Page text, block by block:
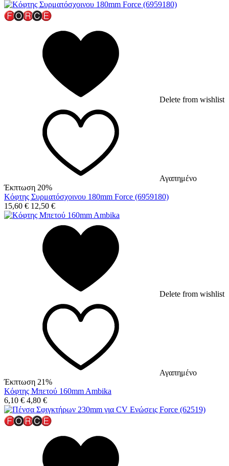
Delete from wishlist
Αγαπημένο
Έκπτωση 20%
Κόφτης Συρματόσχοινου 180mm Force (6959180)
15,60 € 12,50 €
Delete from wishlist
Αγαπημένο
Έκπτωση 21%
Κόφτης Μπετού 160mm Ambika
6,10 € 4,80 €